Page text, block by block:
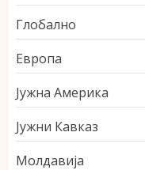
Глобално
Европа
Јужна Америка
Јужни Кавказ
Молдавија